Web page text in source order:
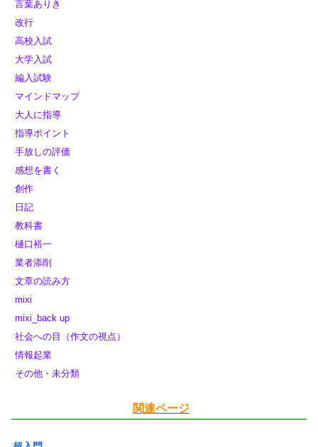
言葉ありき
改行
高校入試
大学入試
編入試験
マインドマップ
大人に指導
指導ポイント
手放しの評価
感想を書く
創作
日記
教科書
樋口裕一
業者添削
文章の読み方
mixi
mixi_back up
社会への目（作文の視点）
情報起業
その他・未分類
関連ページ